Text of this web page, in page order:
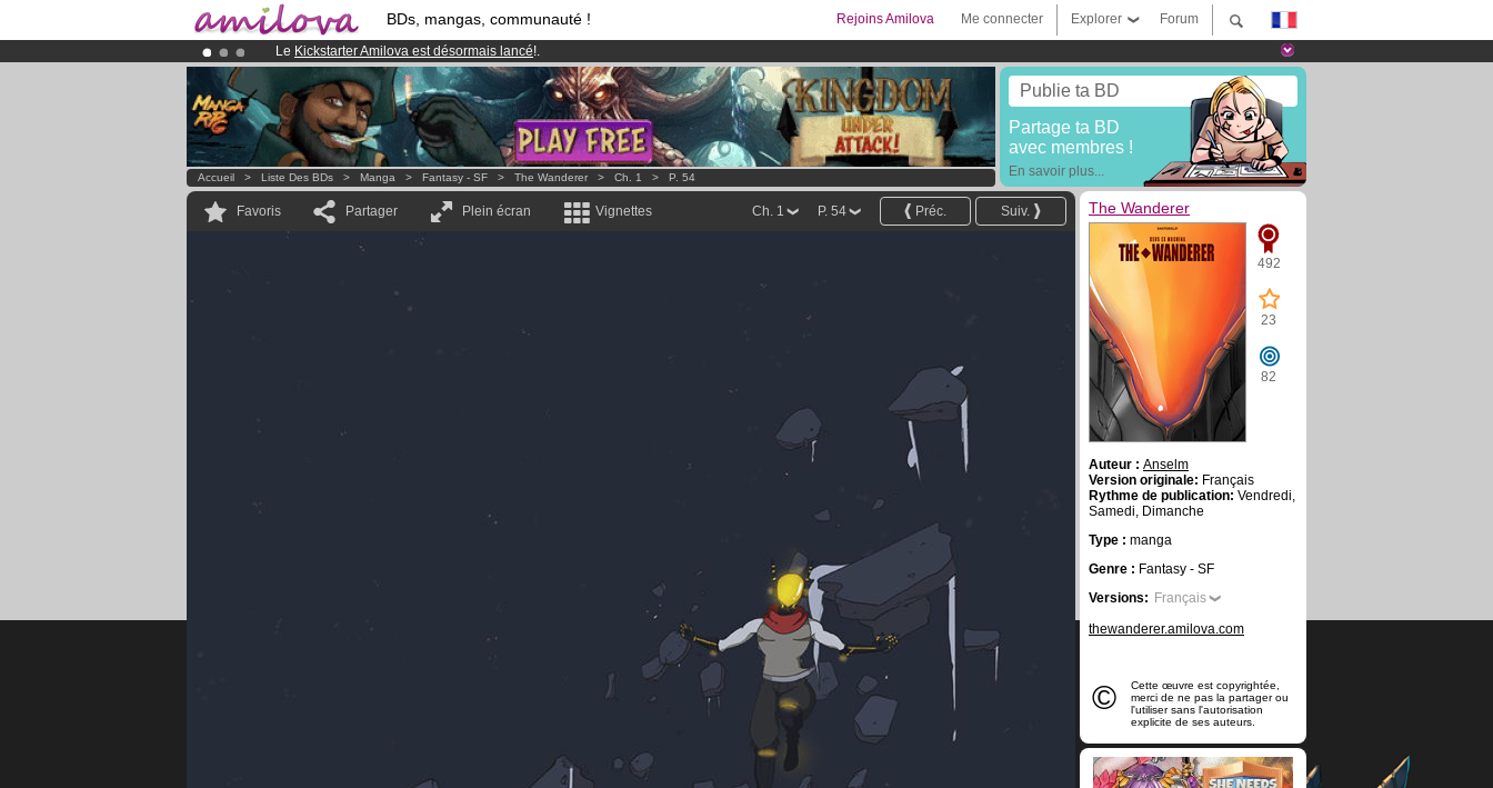
BDs, mangas, communauté ! Forum
Explorer
Me connecter
Rejoins Amilova
Le Kickstarter Amilova est désormais lancé!.
Déjà 100000membreset 1000BDs & Mangas!
Abonnement premium: à partir de
3.95 eurospar mois !Clique ici pour t'abonner
Publie ta BD
Partage ta BD
avec membres !
En savoir plus...
Accueil > Liste Des BDs > Manga > Fantasy - SF > The Wanderer > Ch. 1 > P. 54
Favoris Partager Plein écran Vignettes Suiv.
Préc.
P. 54
Ch. 1 The Wanderer
492
23
82
Auteur : Anselm
Version originale: Français
Rythme de publication: Vendredi,
Samedi, Dimanche
Type : manga
Genre : Fantasy - SF
Versions: Français
thewanderer.amilova.com
©
Cette œuvre est copyrightée,
merci de ne pas la partager ou
l'utiliser sans l'autorisation
explicite de ses auteurs.